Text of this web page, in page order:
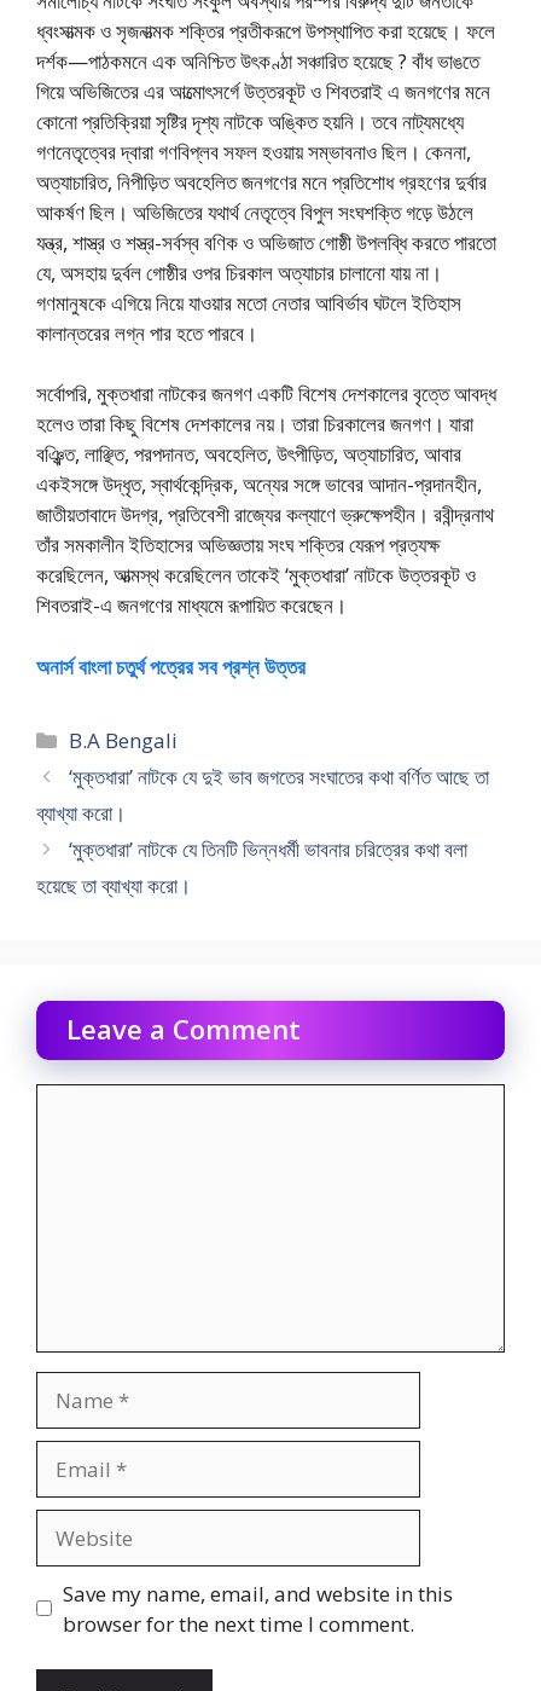
ধ্বংসাত্মক ও সৃজনাত্মক শক্তির প্রতীকরূপে উপস্থাপিত করা হয়েছে। ফলে
দর্শক—পাঠকমনে এক অনিশ্চিত উৎকণ্ঠা সঞ্চারিত হয়েছে ? বাঁধ ভাঙতে
গিয়ে অভিজিতের এর আত্মোৎসর্গে উত্তরকূট ও শিবতরাই এ জনগণের মনে
কোনো প্রতিক্রিয়া সৃষ্টির দৃশ্য নাটকে অঙ্কিত হয়নি। তবে নাট্যমধ্যে
গণনেতৃত্বের দ্বারা গণবিপ্লব সফল হওয়ায় সম্ভাবনাও ছিল। কেননা,
অত্যাচারিত, নিপীড়িত অবহেলিত জনগণের মনে প্রতিশোধ গ্রহণের দুর্বার
আকর্ষণ ছিল। অভিজিতের যথার্থ নেতৃত্বে বিপুল সংঘশক্তি গড়ে উঠলে
যন্ত্র, শাস্ত্র ও শস্ত্র-সর্বস্ব বণিক ও অভিজাত গোষ্ঠী উপলব্ধি করতে পারতো
যে, অসহায় দুর্বল গোষ্ঠীর ওপর চিরকাল অত্যাচার চালানো যায় না।
গণমানুষকে এগিয়ে নিয়ে যাওয়ার মতো নেতার আবির্ভাব ঘটলে ইতিহাস
কালান্তরের লগ্ন পার হতে পারবে।
সর্বোপরি, মুক্তধারা নাটকের জনগণ একটি বিশেষ দেশকালের বৃত্তে আবদ্ধ
হলেও তারা কিছু বিশেষ দেশকালের নয়। তারা চিরকালের জনগণ। যারা
বঞ্ঝিত, লাঞ্ছিত, পরপদানত, অবহেলিত, উৎপীড়িত, অত্যাচারিত, আবার
একইসঙ্গে উদ্ধৃত, স্বার্থকেন্দ্রিক, অন্যের সঙ্গে ভাবের আদান-প্রদানহীন,
জাতীয়তাবাদে উদগ্র, প্রতিবেশী রাজ্যের কল্যাণে ভ্রুক্ষেপহীন। রবীন্দ্রনাথ
তাঁর সমকালীন ইতিহাসের অভিজ্ঞতায় সংঘ শক্তির যেরূপ প্রত্যক্ষ
করেছিলেন, আত্মস্থ করেছিলেন তাকেই ‘মুক্তধারা’ নাটকে উত্তরকূট ও
শিবতরাই-এ জনগণের মাধ্যমে রূপায়িত করেছেন।
অনার্স বাংলা চতুর্থ পত্রের সব প্রশ্ন উত্তর
Categories
B.A Bengali
‘মুক্তধারা’ নাটকে যে দুই ভাব জগতের সংঘাতের কথা বর্ণিত আছে তা
ব্যাখ্যা করো।
‘মুক্তধারা’ নাটকে যে তিনটি ভিন্নধর্মী ভাবনার চরিত্রের কথা বলা
হয়েছে তা ব্যাখ্যা করো।
Leave a Comment
Save my name, email, and website in this
browser for the next time I comment.